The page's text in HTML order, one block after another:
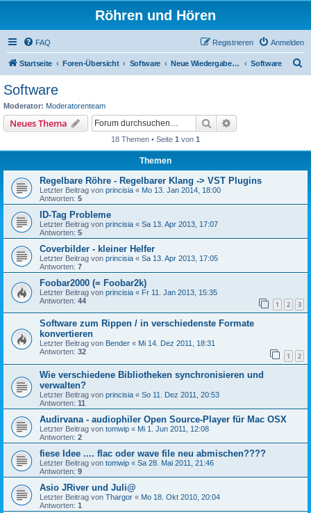
Röhren und Hören
FAQ Anmelden
Registrieren
Startseite Foren-Übersicht Software Neue Wiedergabesysteme Software
Software
Moderator: Moderatorenteam
Neues Thema Suche
18 Themen • Seite 1 von 1
Themen
Regelbare Röhre - Regelbarer Klang -> VST Plugins
Letzter Beitrag von princisia « Mo 13. Jan 2014, 18:00
Antworten: 5
ID-Tag Probleme
Letzter Beitrag von princisia « Sa 13. Apr 2013, 17:07
Antworten: 5
Coverbilder - kleiner Helfer
Letzter Beitrag von princisia « Sa 13. Apr 2013, 17:05
Antworten: 7
Foobar2000 (= Foobar2k)
Letzter Beitrag von princisia « Fr 11. Jan 2013, 15:35
Antworten: 44 1 2 3
Software zum Rippen / in verschiedenste Formate
konvertieren
Letzter Beitrag von Bender « Mi 14. Dez 2011, 18:31
Antworten: 32 1 2
Wie verschiedene Bibliotheken synchronisieren und
verwalten?
Letzter Beitrag von princisia « So 11. Dez 2011, 20:53
Antworten: 11
Audirvana - audiophiler Open Source-Player für Mac OSX
Letzter Beitrag von tomwip « Mi 1. Jun 2011, 12:08
Antworten: 2
fiese Idee .... flac oder wave file neu abmischen????
Letzter Beitrag von tomwip « Sa 28. Mai 2011, 21:46
Antworten: 9
Asio JRiver und Juli@
Letzter Beitrag von Thargor « Mo 18. Okt 2010, 20:04
Antworten: 1